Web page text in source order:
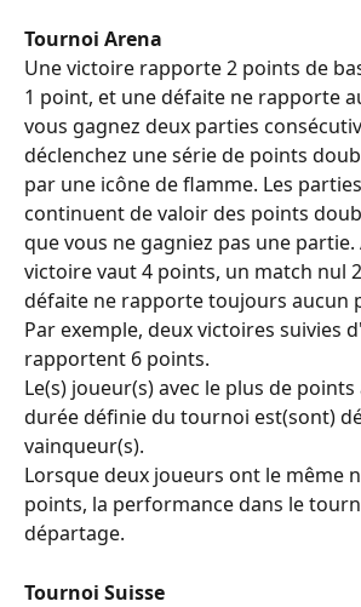
Tournoi Arena
Une victoire rapporte 2 points de
1 point, et une défaite ne rapporte
vous gagnez deux parties
déclenchez une série de points
par une icône de flamme. Les
continuent de valoir des points
que vous ne gagniez pas une partie.
victoire vaut 4 points, un match nul
défaite ne rapporte toujours aucun
Par exemple, deux victoires suivies
rapportent 6 points.
Le(s) joueur(s) avec le plus de points
durée définie du tournoi est(sont)
vainqueur(s).
Lorsque deux joueurs ont le même
points, la performance dans le
départage.
Tournoi Suisse